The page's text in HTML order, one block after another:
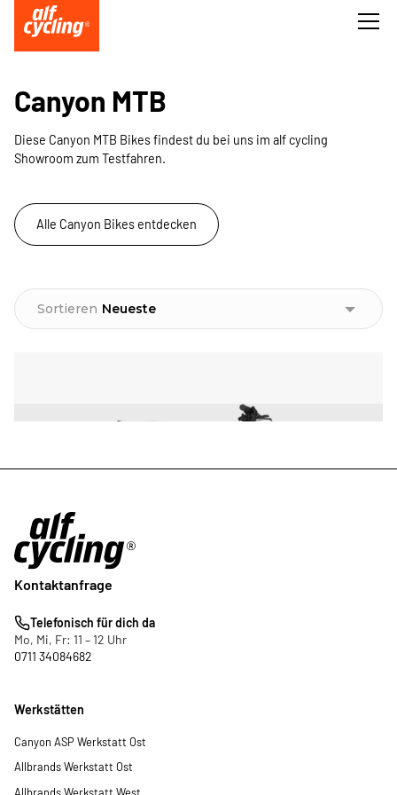
Canyon MTB
Diese Canyon MTB Bikes findest du bei uns im alf cycling
Showroom zum Testfahren.
Alle Canyon Bikes entdecken
Kontaktanfrage
Telefonisch für dich da
Mo, Mi, Fr: 11 – 12 Uhr
0711 34084682
Werkstätten
Canyon ASP Werkstatt Ost
Allbrands Werkstatt Ost